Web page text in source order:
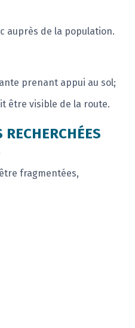
auprès de la population.
prenant appui au sol;
être visible de la route.
RECHERCHÉES
fragmentées,